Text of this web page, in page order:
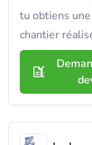
tu obtiens
chantier